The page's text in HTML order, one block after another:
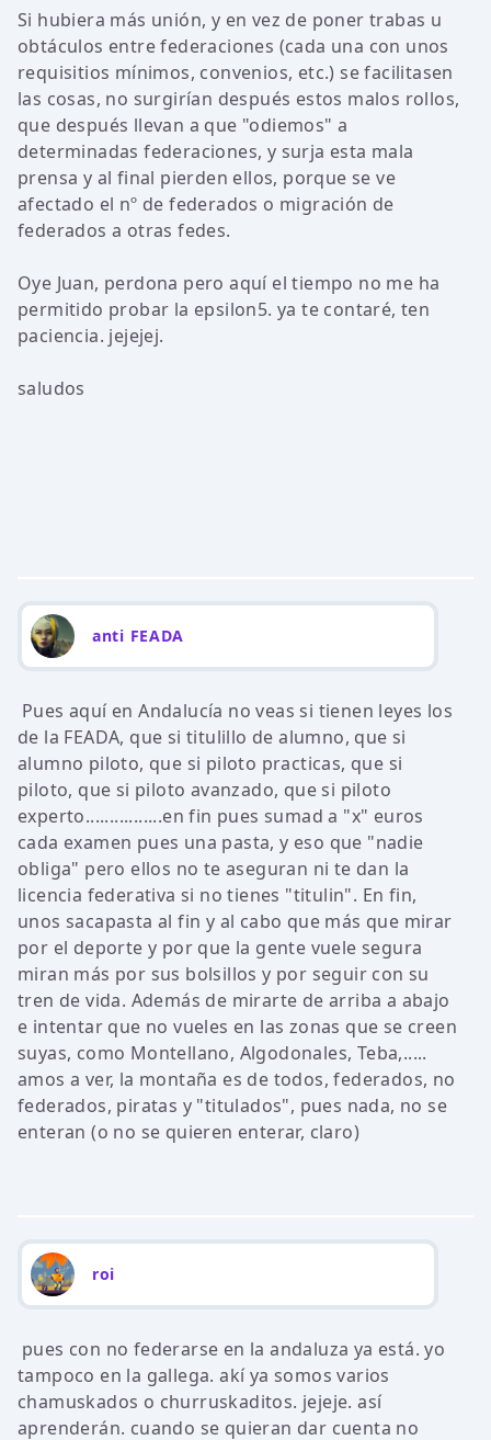
Si hubiera más unión, y en vez de poner trabas u
obtáculos entre federaciones (cada una con unos
requisitios mínimos, convenios, etc.) se facilitasen
las cosas, no surgirían después estos malos rollos,
que después llevan a que "odiemos" a
determinadas federaciones, y surja esta mala
prensa y al final pierden ellos, porque se ve
afectado el nº de federados o migración de
federados a otras fedes.
Oye Juan, perdona pero aquí el tiempo no me ha
permitido probar la epsilon5. ya te contaré, ten
paciencia. jejejej.
saludos
anti FEADA
Pues aquí en Andalucía no veas si tienen leyes los
de la FEADA, que si titulillo de alumno, que si
alumno piloto, que si piloto practicas, que si
piloto, que si piloto avanzado, que si piloto
experto................en fin pues sumad a "x" euros
cada examen pues una pasta, y eso que "nadie
obliga" pero ellos no te aseguran ni te dan la
licencia federativa si no tienes "titulin". En fin,
unos sacapasta al fin y al cabo que más que mirar
por el deporte y por que la gente vuele segura
miran más por sus bolsillos y por seguir con su
tren de vida. Además de mirarte de arriba a abajo
e intentar que no vueles en las zonas que se creen
suyas, como Montellano, Algodonales, Teba,.....
amos a ver, la montaña es de todos, federados, no
federados, piratas y "titulados", pues nada, no se
enteran (o no se quieren enterar, claro)
roi
pues con no federarse en la andaluza ya está. yo
tampoco en la gallega. akí ya somos varios
chamuskados o churruskaditos. jejeje. así
aprenderán. cuando se quieran dar cuenta no